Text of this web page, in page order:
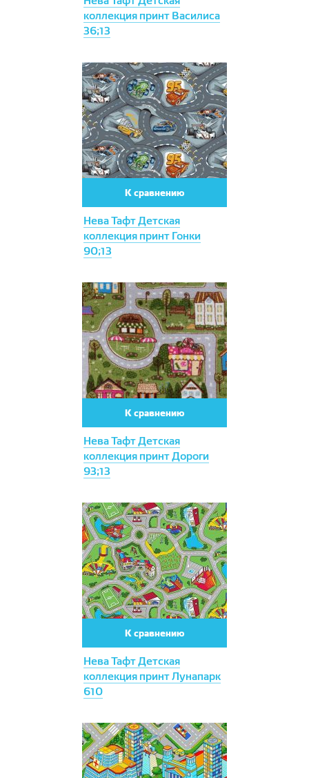
коллекция принт Василиса
36;13
Нева Тафт Детская
коллекция принт Гонки
90;13
К сравнению
Нева Тафт Детская
коллекция принт Дороги
93;13
К сравнению
Нева Тафт Детская
коллекция принт Лунапарк
610
К сравнению